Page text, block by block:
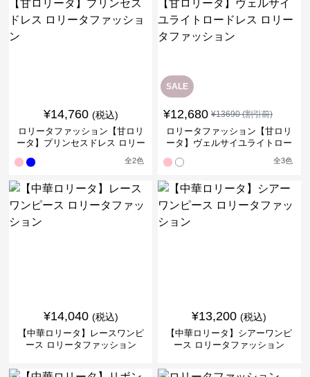
¥14,760 (税込)
ロリータファッション【甘ロリ
ータ】プリンセスドレス ロリー
全2色
SALE
¥12,680 ¥13690(割引前)
ロリータファッション【甘ロリ
ータ】ヴェルサイユライトロー
ドレス ロリータファッション
全3色
¥14,040 (税込)
【中華ロリータ】レースワンピ
ース ロリータファッション
¥13,200 (税込)
【中華ロリータ】シアーワンピ
ース ロリータファッション